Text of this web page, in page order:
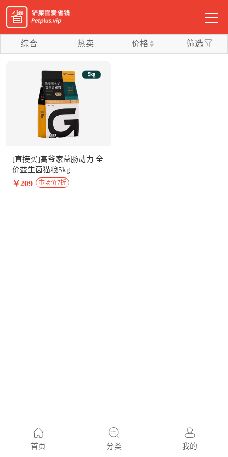
综合 热卖 价格 筛选
[直接买]高爷家益肠动力 全
价益生菌猫粮5kg
￥209 市场价7折
首页 分类 我的